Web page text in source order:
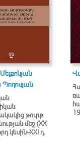
թուրք
մեջ (XX
կեսին–XXI դ.